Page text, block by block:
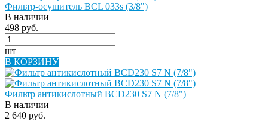
Фильтр-осушитель BCL 033s (3/8")
В наличии
498 руб.
шт
В КОРЗИНУ
Фильтр антикислотный BCD230 S7 N (7/8")
В наличии
2 640 руб.